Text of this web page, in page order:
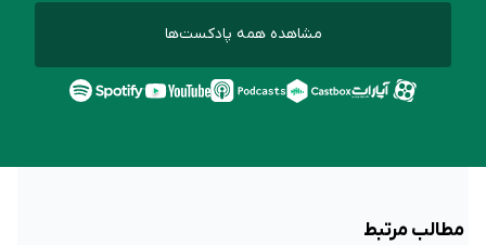
مشاهده همه پادکست‌ها
مطالب مرتبط